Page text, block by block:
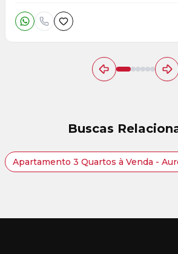
Buscas
Apartamento 3 Quartos à Venda -